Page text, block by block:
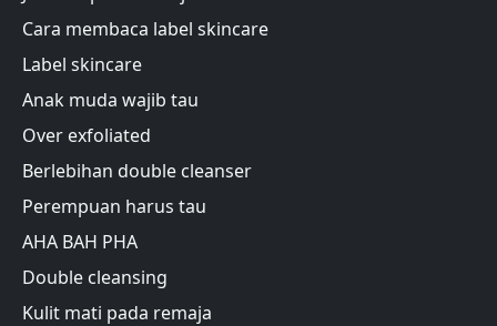
Cara membaca label skincare
Label skincare
Anak muda wajib tau
Over exfoliated
Berlebihan double cleanser
Perempuan harus tau
AHA BAH PHA
Double cleansing
Kulit mati pada remaja